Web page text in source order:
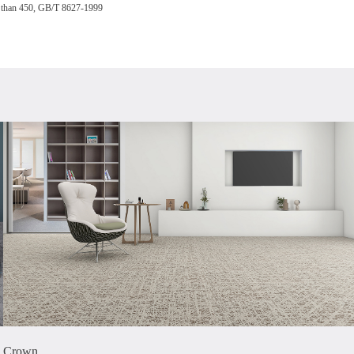
450, GB/T 8627-1999